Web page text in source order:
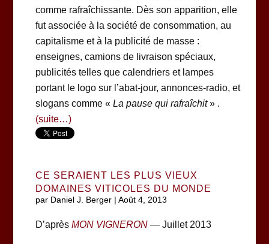
comme rafraîchissante. Dès son apparition, elle
fut associée à la société de consommation, au
capitalisme et à la publicité de masse :
enseignes, camions de livraison spéciaux,
publicités telles que calendriers et lampes
portant le logo sur l’abat-jour, annonces-radio, et
slogans comme « La pause qui rafraîchit» .
(suite…)
CE SERAIENT LES PLUS VIEUX
DOMAINES VITICOLES DU MONDE
par Daniel J. Berger| Août 4, 2013
D’après MON VIGNERON— Juillet 2013